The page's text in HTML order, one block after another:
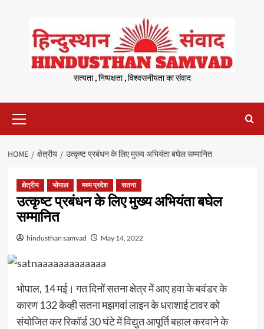
content
सत्यता , निष्पक्षता , विश्वसनीयता का संवाद
Menu
HOME क्षेत्रीय उत्कृष्ट प्रबंधन के लिए मुख्य अभियंता बघेल सम्मानित
क्षेत्रीय भोपाल मध्य प्रदेश सतना
उत्कृष्ट प्रबंधन के लिए मुख्य अभियंता बघेल
सम्मानित
hindusthan samvad May 14, 2022
भोपाल, 14 मई। गत दिनों सतना क्षेत्र में आए हवा के बवंडर के
कारण 132 केव्ही सतना मझगवां लाइन के धराशाई टावर को
संयोजित कर रिकॉर्ड 30 घंटे में विद्युत आपूर्ति बहाल करवाने के